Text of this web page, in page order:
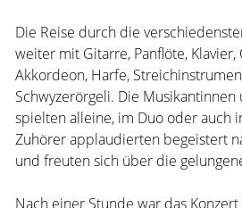
Die Reise durch die
weiter mit Gitarre, Panflöte, Klavier,
Akkordeon, Harfe,
Schwyzerörgeli. Die
spielten alleine, im Duo oder auch
Zuhörer applaudierten begeistert
und freuten sich über die
Nach einer Stunde war das